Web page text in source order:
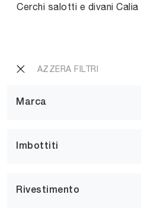
AZZERA FILTRI
Marca
Imbottiti
Rivestimento